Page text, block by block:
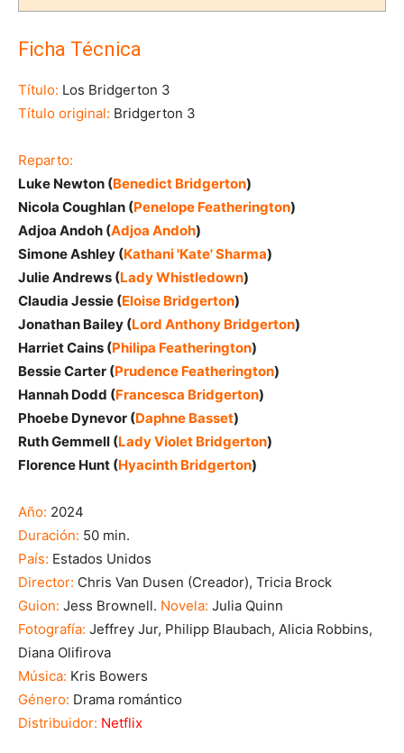
Ficha Técnica
Título: Los Bridgerton 3
Título original: Bridgerton 3
Reparto:
Luke Newton (Benedict Bridgerton)
Nicola Coughlan (Penelope Featherington)
Adjoa Andoh (Adjoa Andoh)
Simone Ashley (Kathani 'Kate' Sharma)
Julie Andrews (Lady Whistledown)
Claudia Jessie (Eloise Bridgerton)
Jonathan Bailey (Lord Anthony Bridgerton)
Harriet Cains (Philipa Featherington)
Bessie Carter (Prudence Featherington)
Hannah Dodd (Francesca Bridgerton)
Phoebe Dynevor (Daphne Basset)
Ruth Gemmell (Lady Violet Bridgerton)
Florence Hunt (Hyacinth Bridgerton)
Año: 2024
Duración: 50 min.
País: Estados Unidos
Director: Chris Van Dusen (Creador), Tricia Brock
Guion: Jess Brownell. Novela: Julia Quinn
Fotografía: Jeffrey Jur, Philipp Blaubach, Alicia Robbins,
Diana Olifirova
Música: Kris Bowers
Género: Drama romántico
Distribuidor: Netflix